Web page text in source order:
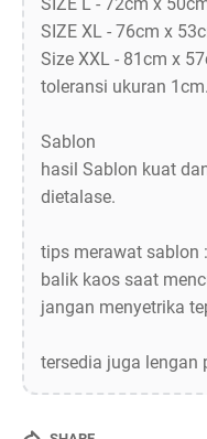
SIZE XL - 76cm x
Size XXL - 81cm x
toleransi ukuran 1cm.
Sablon
hasil Sablon kuat
dietalase.
tips merawat sablon :
balik kaos saat
jangan menyetrika
tersedia juga lengan